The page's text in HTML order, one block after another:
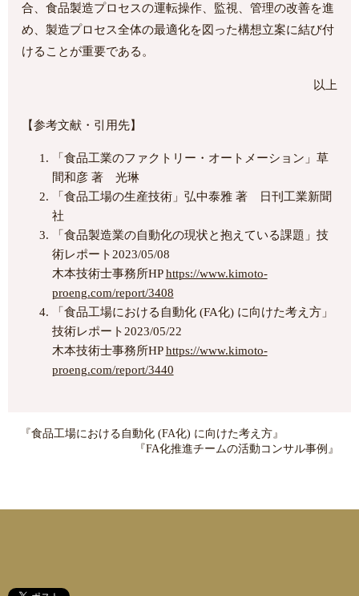
合、食品製造プロセスの運転操作、監視、管理の改善を進
め、製造プロセス全体の最適化を図った構想立案に結び付
けることが重要である。
以上
【参考文献・引用先】
「食品工業のファクトリー・オートメーション」草
間和彦 著 光琳
「食品工場の生産技術」弘中泰雅 著 日刊工業新聞
社
「食品製造業の自動化の現状と抱えている課題」技
術レポート2023/05/08
木本技術士事務所HPhttps://www.kimoto-
proeng.com/report/3408
「食品工場における自動化 (FA化) に向けた考え方」
技術レポート2023/05/22
木本技術士事務所HPhttps://www.kimoto-
proeng.com/report/3440
『食品工場における自動化 (FA化) に向けた考え方』
『FA化推進チームの活動コンサル事例』